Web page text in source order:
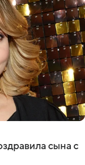
сына с